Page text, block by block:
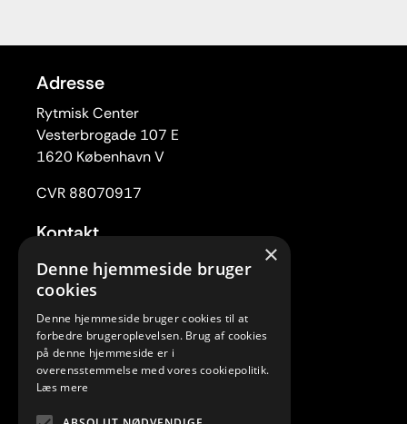
Adresse
Rytmisk Center
Vesterbrogade 107 E
1620 København V
CVR 88070917
Kontakt
Tlf. 33 22 59 84
Mail:rc@rytmiskcenter.dk
Kontorets åbningstider
Mandag-torsdag kl. 10.00-15.00
Fredag lukket
Telefonisk henvendelse:
×
Denne hjemmeside bruger
cookies
Denne hjemmeside bruger cookies til at
forbedre brugeroplevelsen. Brug af cookies
på denne hjemmeside er i
overensstemmelse med vores cookiepolitik.
Læs mere